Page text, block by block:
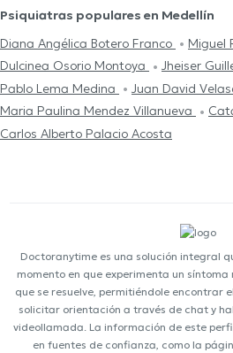
Psiquiatras populares en Medellín
Diana Angélica Botero Franco
Miguel
Dulcinea Osorio Montoya
Jheiser
Pablo Lema Medina
Juan David
Maria Paulina Mendez Villanueva
Carlos Alberto Palacio Acosta
Doctoranytime es una solución integral
momento en que experimenta un
que se resuelve, permitiéndole encontrar
solicitar orientación a través de chat y
videollamada. La información de este
en fuentes de confianza, como la